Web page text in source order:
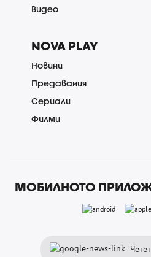
Видео
NOVA PLAY
Новини
Предавания
Сериали
Филми
МОБИЛНОТО